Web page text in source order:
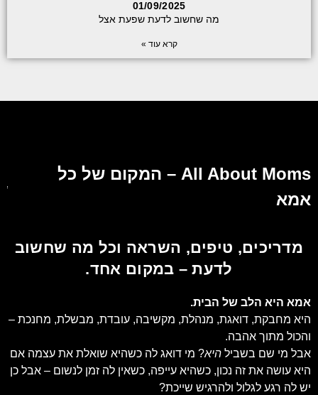
01/09/2025
מה שחשוב לדעת שפעת אצל
קרא עוד »
All About Moms – המקום של כל
אמא
מדריכים, טיפים, השראה וכל מה שחשוב
לדעת – במקום אחד.
אמא היא הלב של הבית.
היא מחבקת, דואגת, מנהלת, מקשיבה, עובדת, מבשלת, מחנכת –
והכול מתוך אהבה.
אבל מי שם בשביל היא? מי דואג לה כשהיא שואלת את עצמה אם
היא עושה את זה נכון, כשהיא עייפה, כשאין לה זמן לנשום – אבל כן
יש לה רגע לגלול ולהרגיש שייכת?